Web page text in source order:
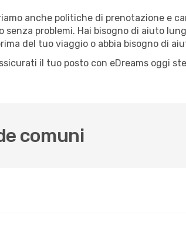
anche politiche di prenotazione e
problemi. Hai bisogno di aiuto
del tuo viaggio o abbia bisogno di
il tuo posto con eDreams oggi
comuni